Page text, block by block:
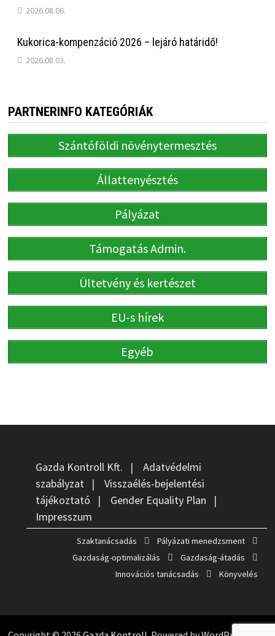
2026.08.06.
Kukorica-kompenzáció 2026 – lejáró határidő!
2026.08.03.
PARTNERINFO KATEGÓRIÁK
Szántóföldi növénytermesztés
Állattenyésztés
Pályázat
Támogatás Admin.
Ültetvény és kertészet
EU-s hírek
Egyéb
Gazda Kontroll Kft. | Adatvédelmi
szabályzat| Visszaélés-bejelentési
tájékoztató | Gender Equality Plan |
Impresszum
Szaktanácsadás
Pályázati menedzsment
Gazdaság-optimalizálás
Gazdaság-átadás
Innovációs tanácsadás
Könyvelés